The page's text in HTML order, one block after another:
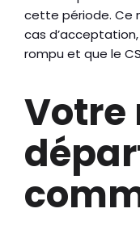
cette période. Ce
cas
rompu et que le
Votre